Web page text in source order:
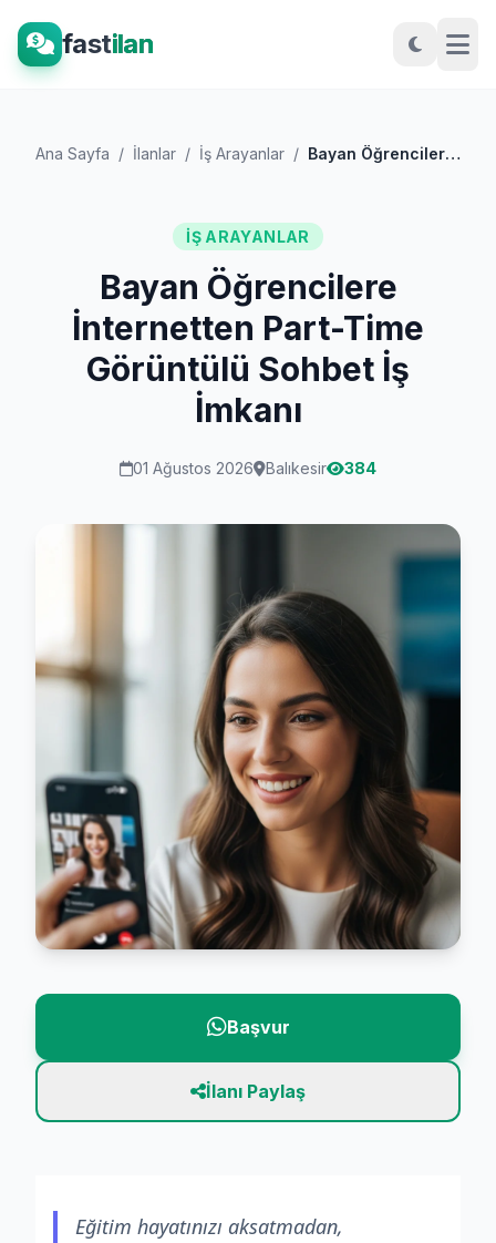
fastilan
Ana Sayfa / İlanlar / İş Arayanlar / Bayan Öğrencilere İnternetten Part-Time...
İŞ ARAYANLAR
Bayan Öğrencilere
İnternetten Part-Time
Görüntülü Sohbet İş
İmkanı
01 Ağustos 2026 Balıkesir 384
Başvur
İlanı Paylaş
Eğitim hayatınızı aksatmadan,